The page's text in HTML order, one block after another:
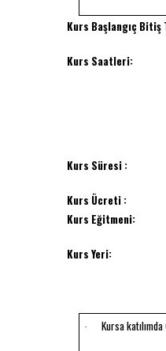
Kurs Başlangıç
Kurs
Kurs
Kurs Ücreti :
Kurs Eğitmeni:
Kurs Yeri:
· Kursa